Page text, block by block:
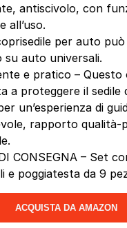
antiscivolo, con
all’uso.
per auto può
su auto universali.
e pratico – Questo
a proteggere il sedile
un’esperienza di
rapporto qualità-
CONSEGNA – Set
e poggiatesta da 9
ACQUISTA DA AMAZON